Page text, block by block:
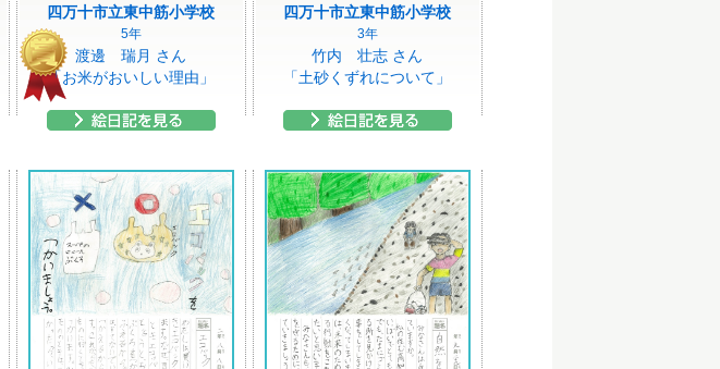
四万十市立東中筋小学校
5年
渡邊 瑞月 さん
「お米がおいしい理由」
四万十市立東中筋小学校
3年
竹内 壮志 さん
「土砂くずれについて」